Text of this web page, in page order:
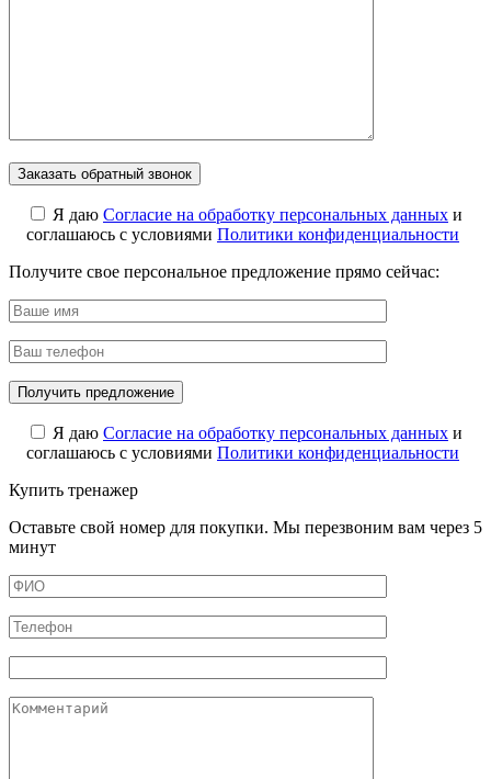
Я даю Cогласие на обработку персональных данных и
соглашаюсь с условиями Политики конфиденциальности
Получите свое персональное предложение прямо сейчас:
Я даю Cогласие на обработку персональных данных и
соглашаюсь с условиями Политики конфиденциальности
Купить тренажер
Оставьте свой номер для покупки. Мы перезвоним вам через 5
минут